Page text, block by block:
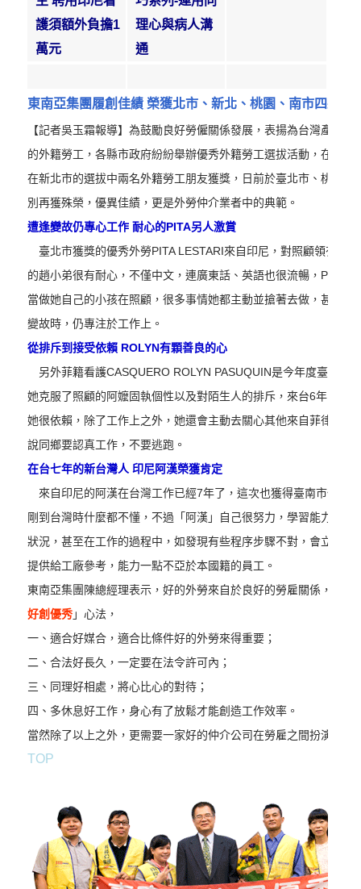
護須額外負擔1
萬元
理心與病人溝
通
東南亞集團履創佳績 榮獲北市、新北、桃園、南市四縣市
【記者吳玉霜報導】為鼓勵良好勞僱關係發展，表揚為台灣產業與
的外籍勞工，各縣市政府紛紛舉辦優秀外籍勞工選拔活動，在年初
在新北市的選拔中兩名外籍勞工朋友獲獎，日前於臺北市、桃園縣
別再獲殊榮，優異佳績，更是外勞仲介業者中的典範。
遭逢變故仍專心工作 耐心的PITA另人激賞
臺北市獲獎的優秀外勞PITA LESTARI來自印尼，對照顧領有重
的趙小弟很有耐心，不僅中文，連廣東話、英語也很流暢，PITA還
當做她自己的小孩在照顧，很多事情她都主動並搶著去做，甚至當
變故時，仍專注於工作上。
從排斥到接受依賴 ROLYN有顆善良的心
另外菲籍看護CASQUERO ROLYN PASUQUIN是今年度臺北市
她克服了照顧的阿嬤固執個性以及對陌生人的排斥，來台6年的時
她很依賴，除了工作上之外，她還會主動去關心其他來自菲律賓的
說同鄉要認真工作，不要逃跑。
在台七年的新台灣人 印尼阿漢榮獲肯定
來自印尼的阿漢在台灣工作已經7年了，這次也獲得臺南市優秀
剛到台灣時什麼都不懂，不過「阿漢」自己很努力，學習能力很強
狀況，甚至在工作的過程中，如發現有些程序步驟不對，會立即提
提供給工廠參考，能力一點不亞於本國籍的員工。
東南亞集團陳總經理表示，好的外勞來自於良好的勞雇關係，因此
好創優秀」心法，
一、適合好媒合，適合比條件好的外勞來得重要；
二、合法好長久，一定要在法令許可內；
三、 同理好相處，將心比心的對待；
四、 多休息好工作，身心有了放鬆才能創造工作效率。
當然除了以上之外，更需要一家好的仲介公司在勞雇之間扮演溝通
TOP